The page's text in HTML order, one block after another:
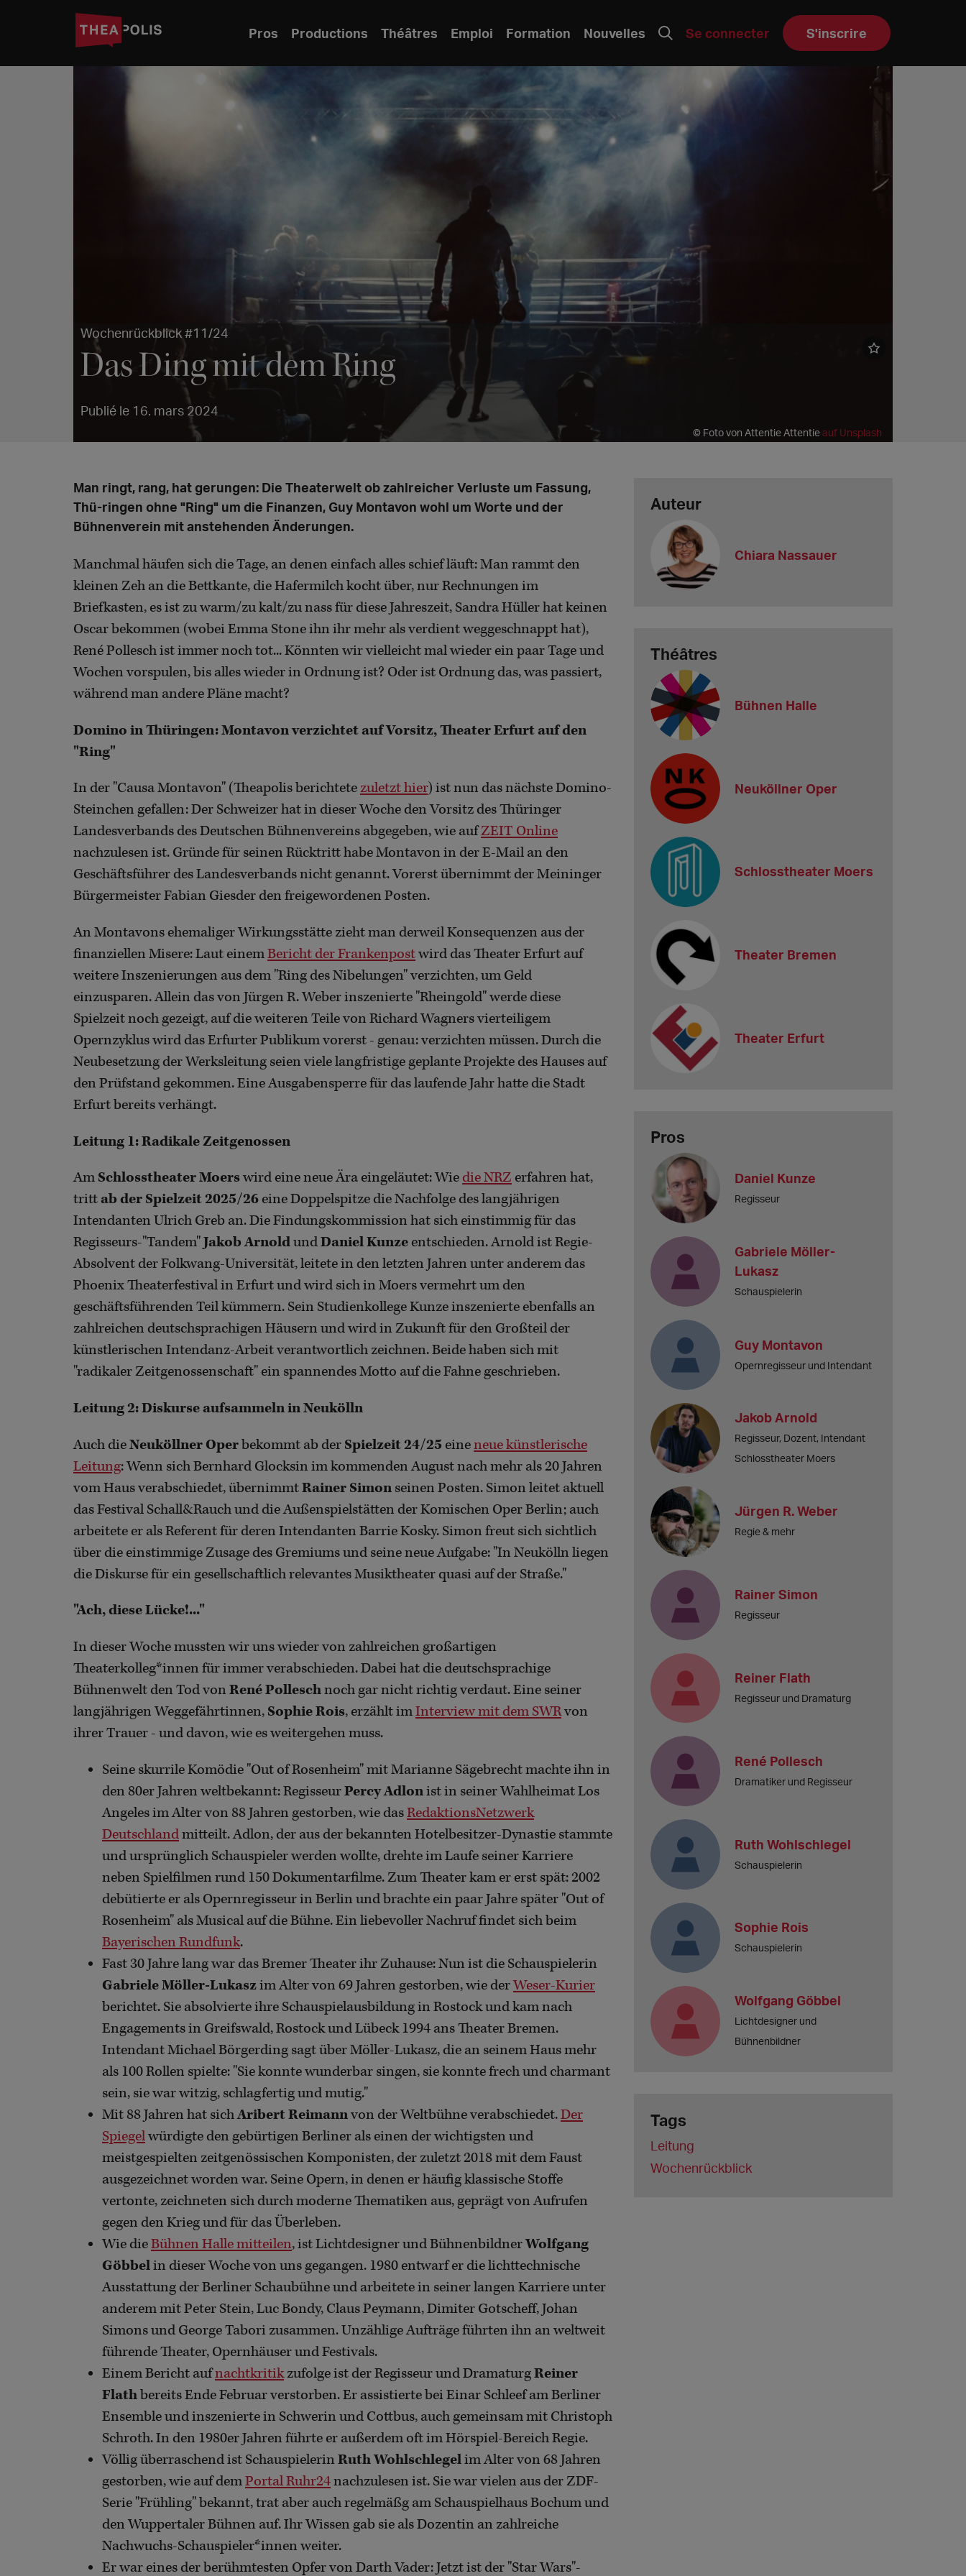
Pros Productions Théâtres Emploi Formation Nouvelles Se connecter S'inscrire
Wochenrückblick #11/24
Das Ding mit dem Ring
Publié le 16. mars 2024
© Foto von Attentie Attentieauf Unsplash
Man ringt, rang, hat gerungen: Die Theaterwelt ob zahlreicher Verluste um Fassung,
Thü-ringen ohne "Ring" um die Finanzen, Guy Montavon wohl um Worte und der
Bühnenverein mit anstehenden Änderungen.
Manchmal häufen sich die Tage, an denen einfach alles schief läuft: Man rammt den
kleinen Zeh an die Bettkante, die Hafermilch kocht über, nur Rechnungen im
Briefkasten, es ist zu warm/zu kalt/zu nass für diese Jahreszeit, Sandra Hüller hat keinen
Oscar bekommen (wobei Emma Stone ihn ihr mehr als verdient weggeschnappt hat),
René Pollesch ist immer noch tot... Könnten wir vielleicht mal wieder ein paar Tage und
Wochen vorspulen, bis alles wieder in Ordnung ist? Oder ist Ordnung das, was passiert,
während man andere Pläne macht?
Domino in Thüringen: Montavon verzichtet auf Vorsitz, Theater Erfurt auf den
"Ring"
In der "Causa Montavon" (Theapolis berichtete zuletzt hier) ist nun das nächste Domino-
Steinchen gefallen: Der Schweizer hat in dieser Woche den Vorsitz des Thüringer
Landesverbands des Deutschen Bühnenvereins abgegeben, wie aufZEIT Online
nachzulesen ist. Gründe für seinen Rücktritt habe Montavon in der E-Mail an den
Geschäftsführer des Landesverbands nicht genannt. Vorerst übernimmt der Meininger
Bürgermeister Fabian Giesder den freigewordenen Posten.
An Montavons ehemaliger Wirkungsstätte zieht man derweil Konsequenzen aus der
finanziellen Misere: Laut einemBericht der Frankenpostwird das Theater Erfurt auf
weitere Inszenierungen aus dem "Ring des Nibelungen" verzichten, um Geld
einzusparen. Allein das von Jürgen R. Weber inszenierte "Rheingold" werde diese
Spielzeit noch gezeigt, auf die weiteren Teile von Richard Wagners vierteiligem
Opernzyklus wird das Erfurter Publikum vorerst - genau: verzichten müssen. Durch die
Neubesetzung der Werksleitung seien viele langfristige geplante Projekte des Hauses auf
den Prüfstand gekommen. Eine Ausgabensperre für das laufende Jahr hatte die Stadt
Erfurt bereits verhängt.
Leitung 1: Radikale Zeitgenossen
Am Schlosstheater Moerswird eine neue Ära eingeläutet: Wie die NRZ erfahren hat,
trittab der Spielzeit 2025/26 eine Doppelspitze die Nachfolge des langjährigen
Intendanten Ulrich Greb an. Die Findungskommission hat sich einstimmig für das
Regisseurs-"Tandem"Jakob ArnoldundDaniel Kunze entschieden. Arnold ist Regie-
Absolvent der Folkwang-Universität, leitete in den letzten Jahren unter anderem das
Phoenix Theaterfestival in Erfurt und wird sich in Moers vermehrt um den
geschäftsführenden Teil kümmern. Sein Studienkollege Kunze inszenierte ebenfalls an
zahlreichen deutschsprachigen Häusern und wird in Zukunft für den Großteil der
künstlerischen Intendanz-Arbeit verantwortlich zeichnen. Beide haben sich mit
"radikaler Zeitgenossenschaft" ein spannendes Motto auf die Fahne geschrieben.
Leitung 2: Diskurse aufsammeln in Neukölln
Auch dieNeuköllner Operbekommt ab der Spielzeit 24/25 eineneue künstlerische
Leitung: Wenn sich Bernhard Glocksin im kommenden August nach mehr als 20 Jahren
vom Haus verabschiedet, übernimmtRainer Simon seinen Posten. Simon leitet aktuell
das Festival Schall&Rauch und die Außenspielstätten der Komischen Oper Berlin; auch
arbeitete er als Referent für deren Intendanten Barrie Kosky. Simon freut sich sichtlich
über die einstimmige Zusage des Gremiums und seine neue Aufgabe: "In Neukölln liegen
die Diskurse für ein gesellschaftlich relevantes Musiktheater quasi auf der Straße."
"Ach, diese Lücke!..."
In dieser Woche mussten wir uns wieder von zahlreichen großartigen
Theaterkolleg*innen für immer verabschieden. Dabei hat die deutschsprachige
Bühnenwelt den Tod von René Polleschnoch gar nicht richtig verdaut. Eine seiner
langjährigen Weggefährtinnen, Sophie Rois, erzählt imInterview mit dem SWRvon
ihrer Trauer - und davon, wie es weitergehen muss.
Seine skurrile Komödie "Out of Rosenheim" mit Marianne Sägebrecht machte ihn in
den 80er Jahren weltbekannt: RegisseurPercy Adlonist in seiner Wahlheimat Los
Angeles im Alter von 88 Jahren gestorben, wie dasRedaktionsNetzwerk
Deutschlandmitteilt. Adlon, der aus der bekannten Hotelbesitzer-Dynastie stammte
und ursprünglich Schauspieler werden wollte, drehte im Laufe seiner Karriere
neben Spielfilmen rund 150 Dokumentarfilme. Zum Theater kam er erst spät: 2002
debütierte er als Opernregisseur in Berlin und brachte ein paar Jahre später "Out of
Rosenheim" als Musical auf die Bühne. Ein liebevoller Nachruf findet sich beim
Bayerischen Rundfunk.
Fast 30 Jahre lang war das Bremer Theater ihr Zuhause: Nun ist die Schauspielerin
Gabriele Möller-Lukaszim Alter von 69 Jahren gestorben, wie derWeser-Kurier
berichtet. Sie absolvierte ihre Schauspielausbildung in Rostock und kam nach
Engagements in Greifswald, Rostock und Lübeck 1994 ans Theater Bremen.
Intendant Michael Börgerding sagt über Möller-Lukasz, die an seinem Haus mehr
als 100 Rollen spielte: "Sie konnte wunderbar singen, sie konnte frech und charmant
sein, sie war witzig, schlagfertig und mutig."
Mit 88 Jahren hat sichAribert Reimannvon der Weltbühne verabschiedet.Der
Spiegelwürdigte den gebürtigen Berliner als einen der wichtigsten und
meistgespielten zeitgenössischen Komponisten, der zuletzt 2018 mit dem Faust
ausgezeichnet worden war. Seine Opern, in denen er häufig klassische Stoffe
vertonte, zeichneten sich durch moderne Thematiken aus, geprägt von Aufrufen
gegen den Krieg und für das Überleben.
Wie dieBühnen Halle mitteilen, ist Lichtdesigner und BühnenbildnerWolfgang
Göbbelin dieser Woche von uns gegangen. 1980 entwarf er die lichttechnische
Ausstattung der Berliner Schaubühne und arbeitete in seiner langen Karriere unter
anderem mit Peter Stein, Luc Bondy, Claus Peymann, Dimiter Gotscheff, Johan
Simons und George Tabori zusammen. Unzählige Aufträge führten ihn an weltweit
führende Theater, Opernhäuser und Festivals.
Einem Bericht aufnachtkritikzufolge ist der Regisseur und DramaturgReiner
Flathbereits Ende Februar verstorben. Er assistierte bei Einar Schleef am Berliner
Ensemble und inszenierte in Schwerin und Cottbus, auch gemeinsam mit Christoph
Schroth. In den 1980er Jahren führte er außerdem oft im Hörspiel-Bereich Regie.
Völlig überraschend ist Schauspielerin Ruth Wohlschlegelim Alter von 68 Jahren
gestorben, wie auf demPortal Ruhr24nachzulesen ist. Sie war vielen aus der ZDF-
Serie "Frühling" bekannt, trat aber auch regelmäßg am Schauspielhaus Bochum und
den Wuppertaler Bühnen auf. Ihr Wissen gab sie als Dozentin an zahlreiche
Nachwuchs-Schauspieler*innen weiter.
Er war eines der berühmtesten Opfer von Darth Vader: Jetzt ist der "Star Wars"-
Auteur
Chiara Nassauer
Théâtres
Bühnen Halle
Neuköllner Oper
Schlosstheater Moers
Theater Bremen
Theater Erfurt
Pros
Daniel Kunze
Regisseur
Gabriele Möller-
Lukasz
Schauspielerin
Guy Montavon
Opernregisseur und Intendant
Jakob Arnold
Regisseur, Dozent, Intendant
Schlosstheater Moers
Jürgen R. Weber
Regie & mehr
Rainer Simon
Regisseur
Reiner Flath
Regisseur und Dramaturg
René Pollesch
Dramatiker und Regisseur
Ruth Wohlschlegel
Schauspielerin
Sophie Rois
Schauspielerin
Wolfgang Göbbel
Lichtdesigner und
Bühnenbildner
Tags
Leitung
Wochenrückblick